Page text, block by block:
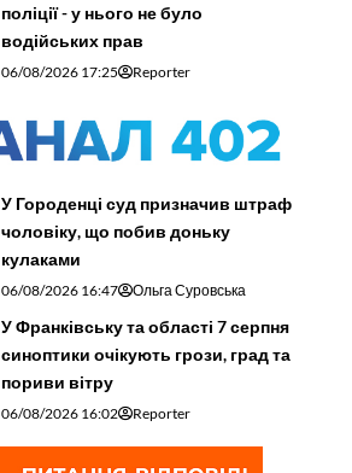
поліції - у нього не було
водійських прав
06/08/2026 17:25 Reporter
У Городенці суд призначив штраф
чоловіку, що побив доньку
кулаками
06/08/2026 16:47 Ольга Суровська
У Франківську та області 7 серпня
синоптики очікують грози, град та
пориви вітру
06/08/2026 16:02 Reporter